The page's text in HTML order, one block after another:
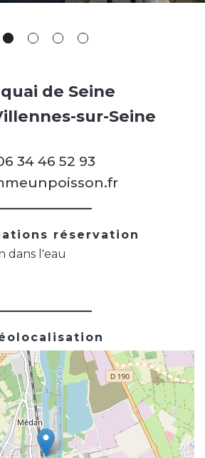
quai de Seine
sur-Seine
34 46 52 93
réservation
dans l'eau